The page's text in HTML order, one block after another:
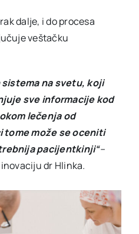
dalje, i do procesa
veštačku
sistema na svetu, koji
sve informacije kod
lečenja od
može se oceniti
pacijentkinji“–
dr Hlinka.